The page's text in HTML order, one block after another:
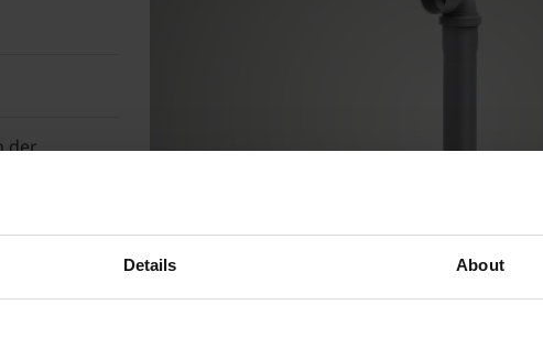
Details About
der